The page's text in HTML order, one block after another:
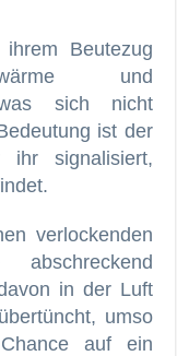
Beutezug
und
was sich nicht
ist der
ihr signalisiert,
verlockenden
in der Luft
umso
auf ein